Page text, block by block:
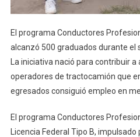
El programa Conductores
alcanzó 500 graduados durante el
La iniciativa nació para contribuir a
operadores de tractocamión que
egresados consiguió empleo en
El programa Conductores
Licencia Federal Tipo B, impulsado